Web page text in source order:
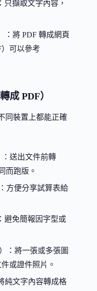
只擷取文字內容，
：將 PDF 轉成網頁
可以參考
成 PDF）
同裝置上都能正確
：送出文件前轉
而跑版。
方便分享試算表給
避免簡報因字型或
：將一張或多張圖
或證件照片。
純文字內容轉成格